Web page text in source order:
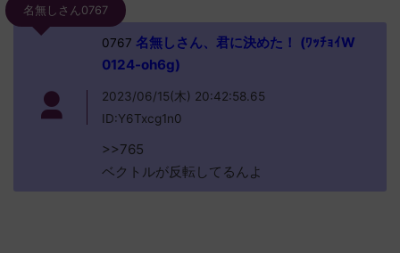
名無しさん0767
0767 名無しさん、君に決めた！ (ﾜｯﾁｮｲW
0124-oh6g)
2023/06/15(木) 20:42:58.65
ID:Y6Txcg1n0
>>765
ベクトルが反転してるんよ